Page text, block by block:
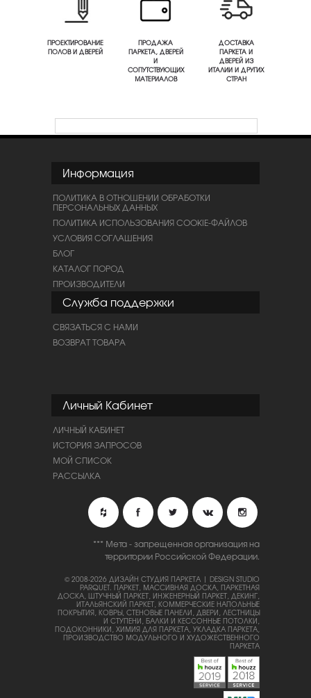
ПРОЕКТИРОВАНИЕ
ПОЛОВ И ДВЕРЕЙ
ПРОДАЖА
ПАРКЕТА, ДВЕРЕЙ
И
СОПУТСТВУЮЩИХ
МАТЕРИАЛОВ
ДОСТАВКА
ПАРКЕТА И
ДВЕРЕЙ ИЗ
ИТАЛИИ И ДРУГИХ
СТРАН
Информация
ПОЛИТИКА В ОТНОШЕНИИ ОБРАБОТКИ
ПЕРСОНАЛЬНЫХ ДАННЫХ
ПОЛИТИКА ИСПОЛЬЗОВАНИЯ COOKIE-ФАЙЛОВ
УСЛОВИЯ СОГЛАШЕНИЯ
БЛОГ
КАТАЛОГ ПОРОД
ПРОИЗВОДИТЕЛИ
Служба поддержки
СВЯЗАТЬСЯ С НАМИ
ВОЗВРАТ ТОВАРА
Личный Кабинет
ЛИЧНЫЙ КАБИНЕТ
ИСТОРИЯ ЗАПРОСОВ
МОЙ СПИСОК
РАССЫЛКА
*** Мета - запрещенная организация на
территории Российской Федерации.
© 2008-2026 ДИЗАЙН СТУДИЯ ПАРКЕТА | DESIGN STUDIO
PARQUET. ПАРКЕТ, МАССИВНАЯ ДОСКА, ПАРКЕТНАЯ
ДОСКА, ШТУЧНЫЙ ПАРКЕТ, ИНЖЕНЕРНЫЙ ПАРКЕТ, ДЕКИНГ,
ИТАЛЬЯНСКИЙ ПАРКЕТ, КОММЕРЧЕСКИЕ НАПОЛЬНЫЕ
ПОКРЫТИЯ, КОВРЫ, СТЕНОВЫЕ ПАНЕЛИ, ДВЕРИ, ЛЕСТНИЦЫ
И СТУПЕНИ, БАЛКИ И КЕССОННЫЕ ПОТОЛКИ,
ПОДОКОННИКИ, ХИМИЯ ДЛЯ ПАРКЕТА, УКЛАДКА ПАРКЕТА,
ПРОИЗВОДСТВО МОДУЛЬНОГО И ХУДОЖЕСТВЕННОГО
ПАРКЕТА